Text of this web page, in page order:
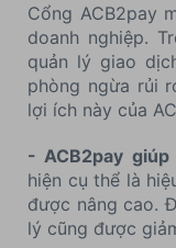
Cổng ACB2pay
doanh nghiệp.
quản lý giao
phòng ngừa rủi
lợi ích này của
- ACB2pay
hiện cụ thể là
được nâng cao.
lý cũng được